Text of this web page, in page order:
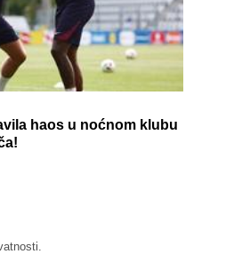
haos u noćnom klubu